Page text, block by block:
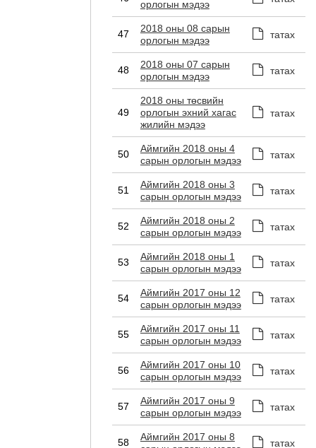
орлогын мэдээ
47
2018 оны 08 сарын
орлогын мэдээ
татах
48
2018 оны 07 сарын
орлогын мэдээ
татах
49
2018 оны төсвийн
орлогын эхний хагас
жилийн мэдээ
татах
50
Аймгийн 2018 оны 4
сарын орлогын мэдээ
татах
51
Аймгийн 2018 оны 3
сарын орлогын мэдээ
татах
52
Аймгийн 2018 оны 2
сарын орлогын мэдээ
татах
53
Аймгийн 2018 оны 1
сарын орлогын мэдээ
татах
54
Аймгийн 2017 оны 12
сарын орлогын мэдээ
татах
55
Аймгийн 2017 оны 11
сарын орлогын мэдээ
татах
56
Аймгийн 2017 оны 10
сарын орлогын мэдээ
татах
57
Аймгийн 2017 оны 9
сарын орлогын мэдээ
татах
58
Аймгийн 2017 оны 8
татах